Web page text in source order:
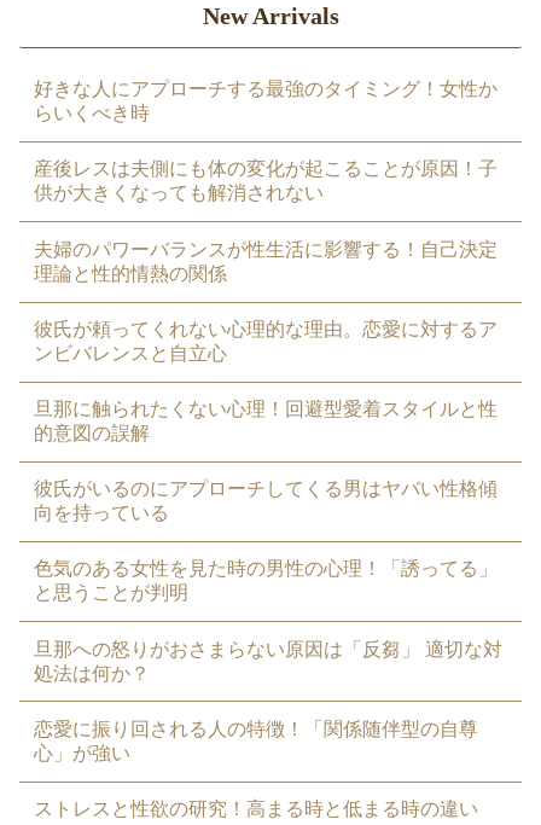
New Arrivals
好きな人にアプローチする最強のタイミング！女性か
らいくべき時
産後レスは夫側にも体の変化が起こることが原因！子
供が大きくなっても解消されない
夫婦のパワーバランスが性生活に影響する！自己決定
理論と性的情熱の関係
彼氏が頼ってくれない心理的な理由。恋愛に対するア
ンビバレンスと自立心
旦那に触られたくない心理！回避型愛着スタイルと性
的意図の誤解
彼氏がいるのにアプローチしてくる男はヤバい性格傾
向を持っている
色気のある女性を見た時の男性の心理！「誘ってる」
と思うことが判明
旦那への怒りがおさまらない原因は「反芻」 適切な対
処法は何か？
恋愛に振り回される人の特徴！「関係随伴型の自尊
心」が強い
ストレスと性欲の研究！高まる時と低まる時の違い